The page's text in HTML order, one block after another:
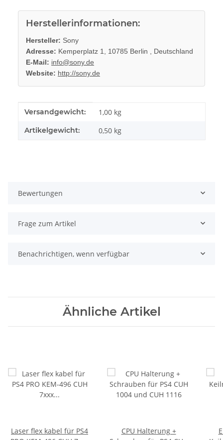
Herstellerinformationen:
Hersteller: Sony
Adresse: Kemperplatz 1, 10785 Berlin , Deutschland
E-Mail: info@sony.de
Website: http://sony.de
Produkteigenschaft
Wert
Versandgewicht: 1,00 kg
Artikelgewicht: 0,50 kg
Bewertungen
Frage zum Artikel
Benachrichtigen, wenn verfügbar
Ähnliche Artikel
Laser flex kabel für PS4
CPU Halterung +